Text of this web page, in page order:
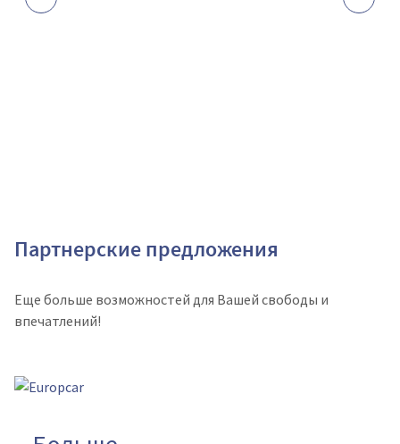
Партнерские предложения
Еще больше возможностей для Вашей свободы и
впечатлений!